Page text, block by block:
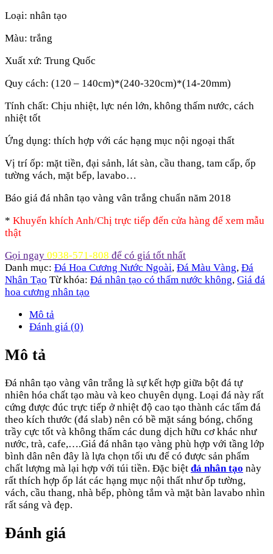
Loại: nhân tạo
Màu: trắng
Xuất xứ: Trung Quốc
Quy cách: (120 – 140cm)*(240-320cm)*(14-20mm)
Tính chất: Chịu nhiệt, lực nén lớn, không thấm nước, cách
nhiệt tốt
Ứng dụng: thích hợp với các hạng mục nội ngoại thất
Vị trí ốp: mặt tiền, đại sảnh, lát sàn, cầu thang, tam cấp, ốp
tường vách, mặt bếp, lavabo…
Báo giá đá nhân tạo vàng vân trắng chuẩn năm 2018
* Khuyến khích Anh/Chị trực tiếp đến cửa hàng để xem mẫu
thật
Gọi ngay 0938-571-808 để có giá tốt nhất
Danh mục: Đá Hoa Cương Nước Ngoài, Đá Màu Vàng, Đá
Nhân Tạo Từ khóa: Đá nhân tạo có thấm nước không, Giá đá
hoa cương nhân tạo
Mô tả
Đánh giá (0)
Mô tả
Đá nhân tạo vàng vân trắng là sự kết hợp giữa bột đá tự
nhiên hóa chất tạo màu và keo chuyên dụng. Loại đá này rất
cứng được đúc trực tiếp ở nhiệt độ cao tạo thành các tấm đá
theo kích thước (đá slab) nên có bề mặt sáng bóng, chống
trầy cực tốt và không thấm các dung dịch hữu cơ khác như
nước, trà, cafe,….Giá đá nhân tạo vàng phù hợp với tầng lớp
bình dân nên đây là lựa chọn tối ưu để có được sản phẩm
chất lượng mà lại hợp với túi tiền. Đặc biệt đá nhân tạo này
rất thích hợp ốp lát các hạng mục nội thất như ốp tường,
vách, cầu thang, nhà bếp, phòng tắm và mặt bàn lavabo nhìn
rất sáng và đẹp.
Đánh giá